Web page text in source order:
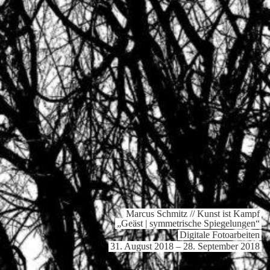
Marcus Schmitz // Kunst ist Kampf
„Geäst | symme­tri­sche Spie­ge­lungen“
Digitale Fotoarbeiten
31. August 2018 – 28. September 2018